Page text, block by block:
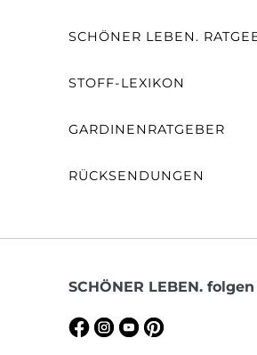
SCHÖNER LEBEN.
STOFF-LEXIKON
GARDINENRATGEBER
RÜCKSENDUNGEN
SCHÖNER LEBEN. folgen